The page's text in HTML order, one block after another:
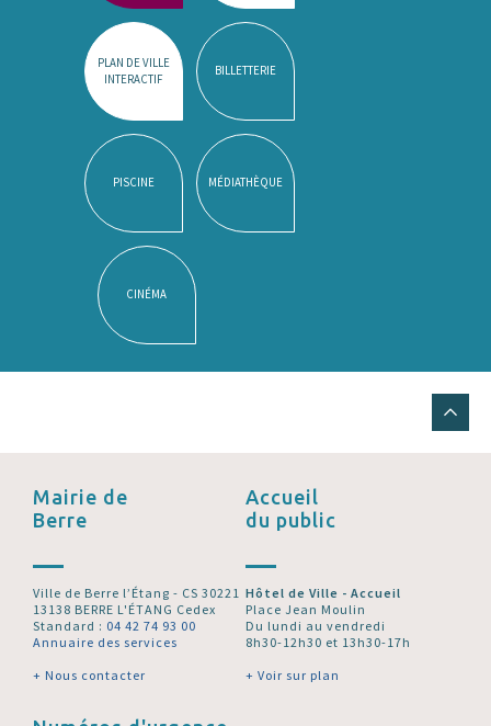
PLAN DE VILLE
INTERACTIF
BILLETTERIE
PISCINE MÉDIATHÈQUE
CINÉMA
Mairie de
Berre
Ville de Berre l’Étang - CS 30221
13138 BERRE L'ÉTANG Cedex
Standard : 04 42 74 93 00
Annuaire des services
+ Nous contacter
Accueil
du public
Hôtel de Ville - Accueil
Place Jean Moulin
Du lundi au vendredi
8h30-12h30 et 13h30-17h
+ Voir sur plan